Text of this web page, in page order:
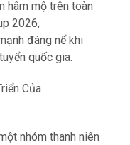
hâm mộ trên toàn
2026,
đáng nể khi
quốc gia.
Của
nhóm thanh niên